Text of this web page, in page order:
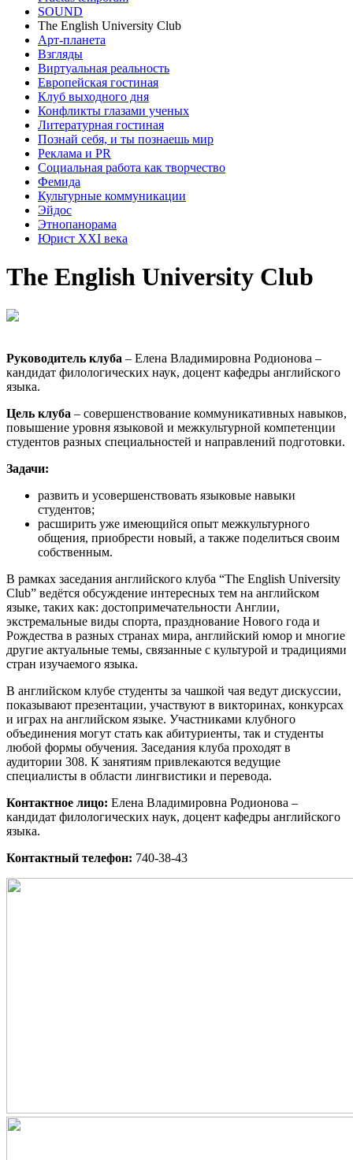
SOUND
The English University Club
Арт-планета
Взгляды
Виртуальная реальность
Европейская гостиная
Клуб выходного дня
Конфликты глазами ученых
Литературная гостиная
Познай себя, и ты познаешь мир
Реклама и PR
Социальная работа как творчество
Фемида
Культурные коммуникации
Эйдос
Этнопанорама
Юрист XXI века
The English University Club
Руководитель клуба – Елена Владимировна Родионова –
кандидат филологических наук, доцент кафедры английского
языка.
Цель клуба – совершенствование коммуникативных навыков,
повышение уровня языковой и межкультурной компетенции
студентов разных специальностей и направлений подготовки.
Задачи:
развить и усовершенствовать языковые навыки
студентов;
расширить уже имеющийся опыт межкультурного
общения, приобрести новый, а также поделиться своим
собственным.
В рамках заседания английского клуба “The English University
Club” ведётся обсуждение интересных тем на английском
языке, таких как: достопримечательности Англии,
экстремальные виды спорта, празднование Нового года и
Рождества в разных странах мира, английский юмор и многие
другие актуальные темы, связанные с культурой и традициями
стран изучаемого языка.
В английском клубе студенты за чашкой чая ведут дискуссии,
показывают презентации, участвуют в викторинах, конкурсах
и играх на английском языке. Участниками клубного
объединения могут стать как абитуриенты, так и студенты
любой формы обучения. Заседания клуба проходят в
аудитории 308. К занятиям привлекаются ведущие
специалисты в области лингвистики и перевода.
Контактное лицо: Елена Владимировна Родионова –
кандидат филологических наук, доцент кафедры английского
языка.
Контактный телефон: 740-38-43